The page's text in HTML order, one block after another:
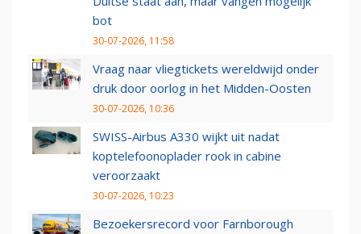
bot
30-07-2026, 11:58
Vraag naar vliegtickets wereldwijd onder
druk door oorlog in het Midden-Oosten
30-07-2026, 10:36
SWISS-Airbus A330 wijkt uit nadat
koptelefoonoplader rook in cabine
veroorzaakt
30-07-2026, 10:23
Bezoekersrecord voor Farnborough